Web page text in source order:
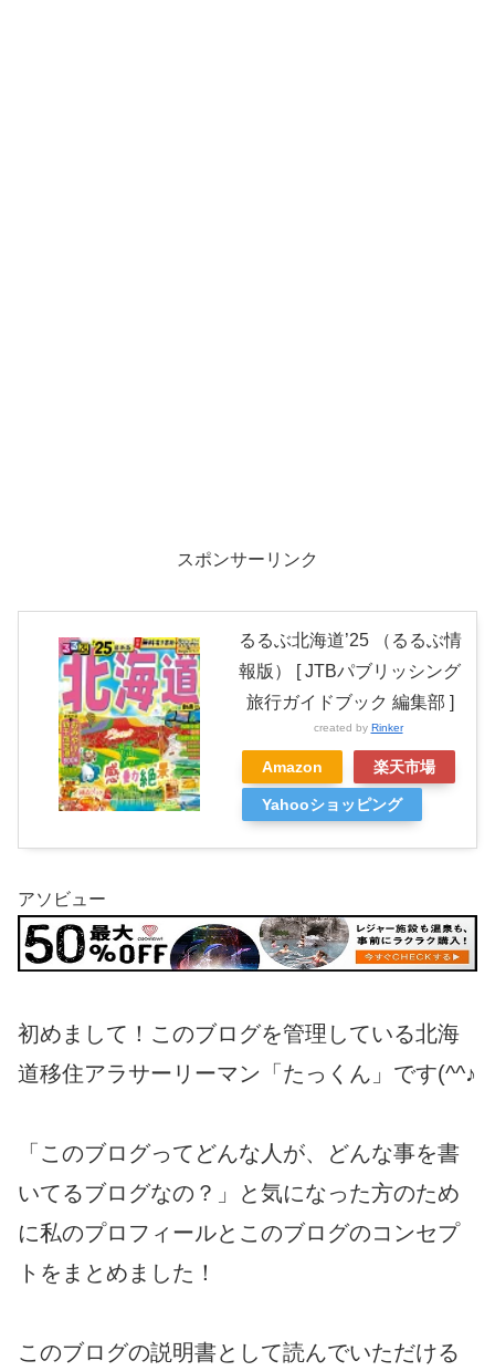
スポンサーリンク
るるぶ北海道’25 （るるぶ情
報版） [ JTBパブリッシング
旅行ガイドブック 編集部 ]
created by Rinker
Amazon 楽天市場
Yahooショッピング
アソビュー
初めまして！このブログを管理している北海
道移住アラサーリーマン「たっくん」です(^^♪
「このブログってどんな人が、どんな事を書
いてるブログなの？」と気になった方のため
に私のプロフィールとこのブログのコンセプ
トをまとめました！
このブログの説明書として読んでいただける